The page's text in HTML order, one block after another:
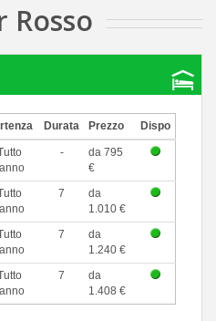
Rosso
Durata Prezzo Dispo
-
da 795
€
7
da
1.010 €
7
da
1.240 €
7
da
1.408 €